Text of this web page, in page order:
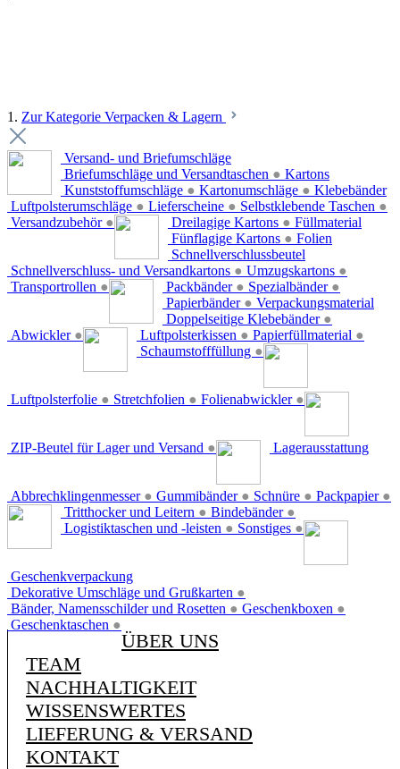
1. Zur Kategorie Verpacken & Lagern
Versand- und Briefumschläge
Briefumschläge und Versandtaschen ●
Kunststoffumschläge ● Kartonumschläge ●
Luftpolsterumschläge ● Lieferscheine ● Selbstklebende Taschen ●
Versandzubehör ●
Kartons
Dreilagige Kartons ●
Fünflagige Kartons ●
Schnellverschluss- und Versandkartons ● Umzugskartons ●
Transportrollen ●
Klebebänder
Packbänder ● Spezialbänder ●
Papierbänder ●
Doppelseitige Klebebänder ●
Abwickler ●
Füllmaterial
Luftpolsterkissen ● Papierfüllmaterial ●
Schaumstofffüllung ●
Folien
Luftpolsterfolie ● Stretchfolien ● Folienabwickler ●
Schnellverschlussbeutel
ZIP-Beutel für Lager und Versand ●
Verpackungsmaterial
Abbrechklingenmesser ● Gummibänder ● Schnüre ● Packpapier ●
Lagerausstattung
Tritthocker und Leitern ● Bindebänder ●
Logistiktaschen und -leisten ● Sonstiges ●
Geschenkverpackung
Dekorative Umschläge und Grußkarten ●
Bänder, Namensschilder und Rosetten ● Geschenkboxen ●
Geschenktaschen ●
ÜBER UNS
TEAM
NACHHALTIGKEIT
WISSENSWERTES
LIEFERUNG & VERSAND
KONTAKT